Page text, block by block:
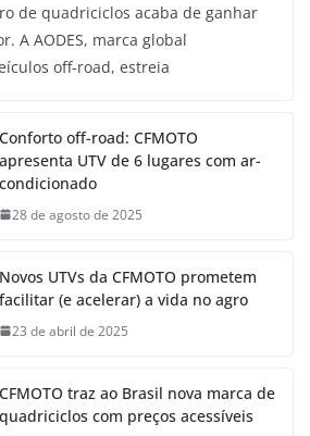
de quadriciclos acaba de ganhar
A AODES, marca global
off-road, estreia
Conforto off-road: CFMOTO
apresenta UTV de 6 lugares com ar-
condicionado
28 de agosto de 2025
Novos UTVs da CFMOTO prometem
facilitar (e acelerar) a vida no agro
23 de abril de 2025
CFMOTO traz ao Brasil nova marca de
quadriciclos com preços acessíveis